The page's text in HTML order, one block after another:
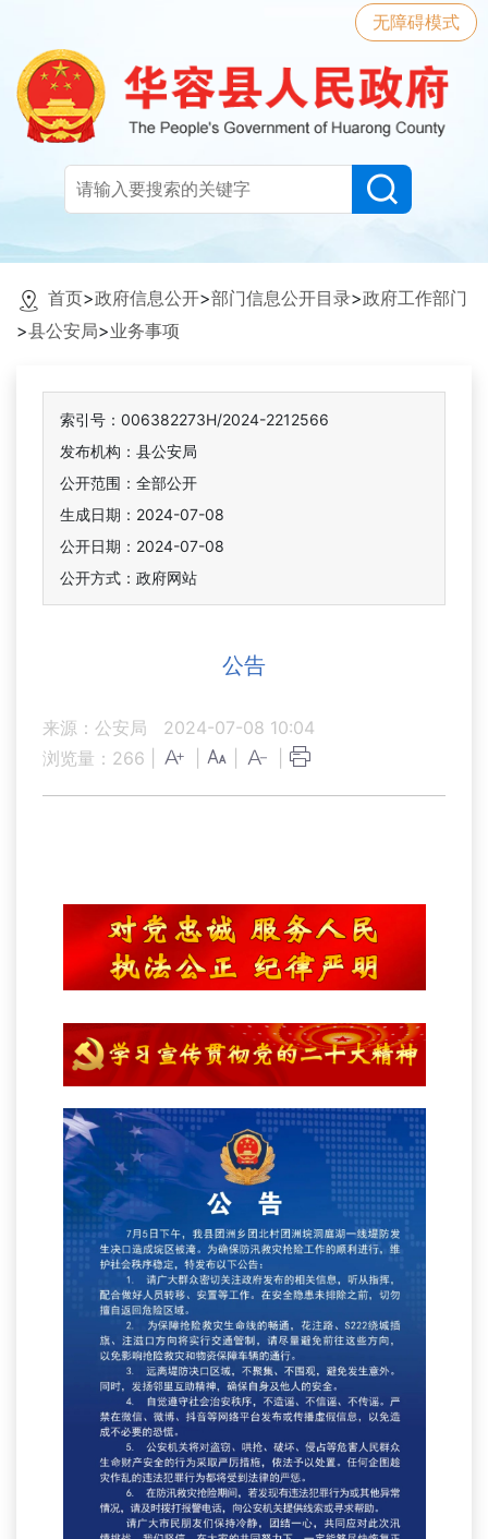
无障碍模式
首页>政府信息公开>部门信息公开目录>政府工作部门
>县公安局>业务事项
索引号：006382273H/2024-2212566
发布机构：县公安局
公开范围：全部公开
生成日期：2024-07-08
公开日期：2024-07-08
公开方式：政府网站
公告
来源：公安局
2024-07-08 10:04
浏览量： 266